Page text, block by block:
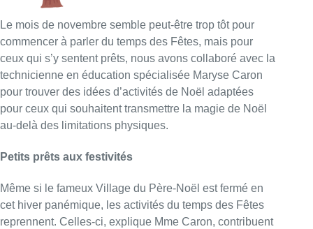
Le mois de novembre semble peut-être trop tôt pour
commencer à parler du temps des Fêtes, mais pour
ceux qui s’y sentent prêts, nous avons collaboré avec la
technicienne en éducation spécialisée Maryse Caron
pour trouver des idées d’activités de Noël adaptées
pour ceux qui souhaitent transmettre la magie de Noël
au-delà des limitations physiques.
Petits prêts aux festivités
Même si le fameux Village du Père-Noël est fermé en
cet hiver panémique, les activités du temps des Fêtes
reprennent. Celles-ci, explique Mme Caron, contribuent